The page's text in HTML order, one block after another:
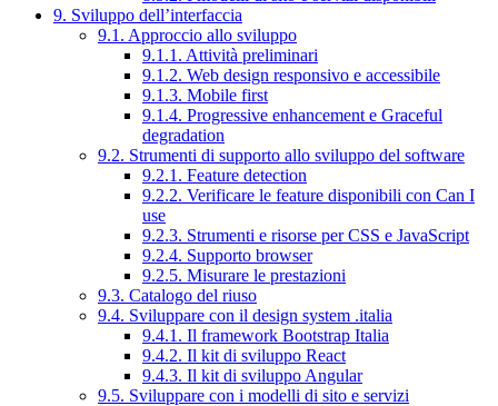
9. Sviluppo dell’interfaccia
9.1. Approccio allo sviluppo
9.1.1. Attività preliminari
9.1.2. Web design responsivo e accessibile
9.1.3. Mobile first
9.1.4. Progressive enhancement e Graceful
degradation
9.2. Strumenti di supporto allo sviluppo del software
9.2.1. Feature detection
9.2.2. Verificare le feature disponibili con Can I
use
9.2.3. Strumenti e risorse per CSS e JavaScript
9.2.4. Supporto browser
9.2.5. Misurare le prestazioni
9.3. Catalogo del riuso
9.4. Sviluppare con il design system .italia
9.4.1. Il framework Bootstrap Italia
9.4.2. Il kit di sviluppo React
9.4.3. Il kit di sviluppo Angular
9.5. Sviluppare con i modelli di sito e servizi